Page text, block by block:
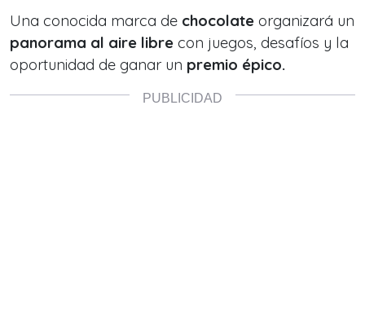
Una conocida marca de chocolate organizará un
panorama al aire libre con juegos, desafíos y la
oportunidad de ganar un premio épico.